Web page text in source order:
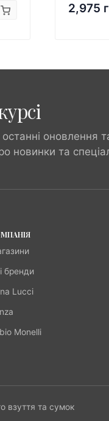
2,975
оновлення
новинки та
бренди
Lucci
Monelli
взуття та сумок